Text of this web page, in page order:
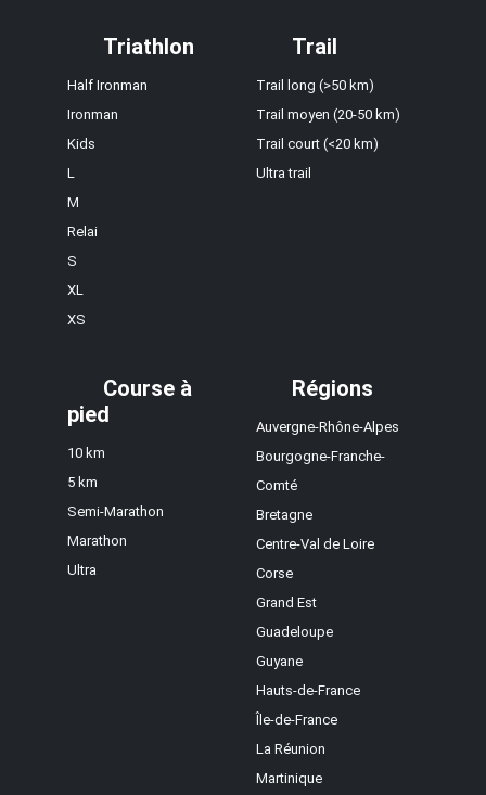
Triathlon
Half Ironman
Ironman
Kids
L
M
Relai
S
XL
XS
Trail
Trail long (>50 km)
Trail moyen (20-50 km)
Trail court (<20 km)
Ultra trail
Course à
pied
10 km
5 km
Semi-Marathon
Marathon
Ultra
Régions
Auvergne-Rhône-Alpes
Bourgogne-Franche-
Comté
Bretagne
Centre-Val de Loire
Corse
Grand Est
Guadeloupe
Guyane
Hauts-de-France
Île-de-France
La Réunion
Martinique